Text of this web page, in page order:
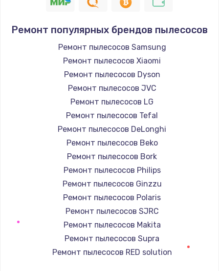
Ремонт популярных брендов пылесосов
Ремонт пылесосов Samsung
Ремонт пылесосов Xiaomi
Ремонт пылесосов Dyson
Ремонт пылесосов JVC
Ремонт пылесосов LG
Ремонт пылесосов Tefal
Ремонт пылесосов DeLonghi
Ремонт пылесосов Beko
Ремонт пылесосов Bork
Ремонт пылесосов Philips
Ремонт пылесосов Ginzzu
Ремонт пылесосов Polaris
Ремонт пылесосов SJRC
Ремонт пылесосов Makita
Ремонт пылесосов Supra
Ремонт пылесосов RED solution